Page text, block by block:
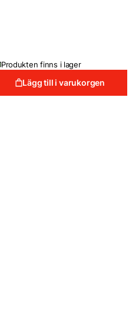
Produkten finns i lager
Lägg till i varukorgen